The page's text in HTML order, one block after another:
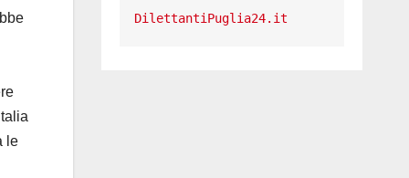
le
DilettantiPuglia24.it